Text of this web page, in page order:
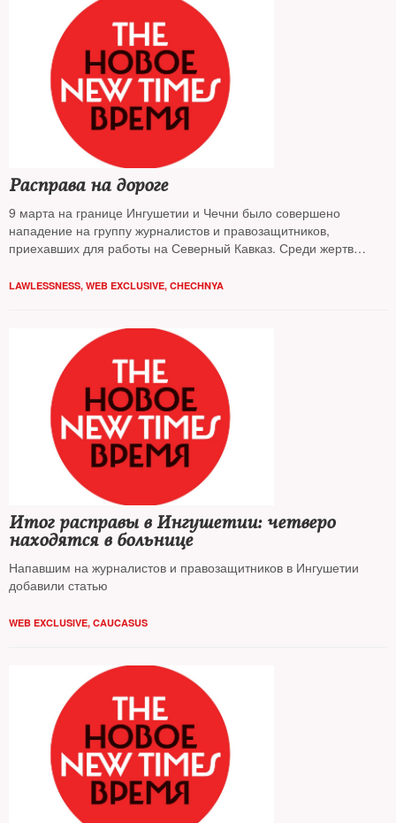
Расправа на дороге
9 марта на границе Ингушетии и Чечни было совершено
нападение на группу журналистов и правозащитников,
приехавших для работы на Северный Кавказ. Среди жертв
LAWLESSNESS, WEB EXCLUSIVE, CHECHNYA
Итог расправы в Ингушетии: четверо
находятся в больнице
Напавшим на журналистов и правозащитников в Ингушетии
добавили статью
WEB EXCLUSIVE, CAUCASUS